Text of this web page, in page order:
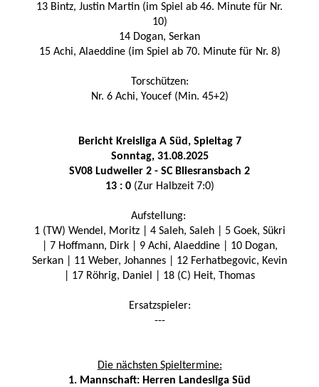
13 Bintz, Justin Martin (im Spiel ab 46. Minute für Nr.
10)
14 Dogan, Serkan
15 Achi, Alaeddine (im Spiel ab 70. Minute für Nr. 8)
Torschützen:
Nr. 6 Achi, Youcef (Min. 45+2)
Bericht Kreisliga A Süd, Spieltag 7
Sonntag, 31.08.2025
SV08 Ludweiler 2 - SC Bliesransbach 2
13 : 0(Zur Halbzeit 7:0)
Aufstellung:
1 (TW) Wendel, Moritz | 4 Saleh, Saleh | 5 Goek, Sükri
| 7 Hoffmann, Dirk | 9 Achi, Alaeddine | 10 Dogan,
Serkan | 11 Weber, Johannes | 12 Ferhatbegovic, Kevin
| 17 Röhrig, Daniel | 18 (C) Heit, Thomas
Ersatzspieler:
---
Die nächsten Spieltermine:
1. Mannschaft: Herren Landesliga Süd